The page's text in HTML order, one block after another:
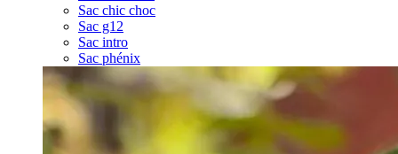
Sac chic choc
Sac g12
Sac intro
Sac phénix